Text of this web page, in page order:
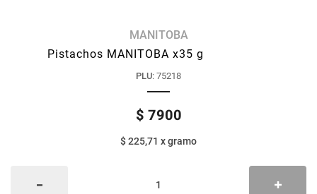
MANITOBA
Pistachos MANITOBA x35 g
PLU: 75218
$ 7900
$ 225,71 xgramo